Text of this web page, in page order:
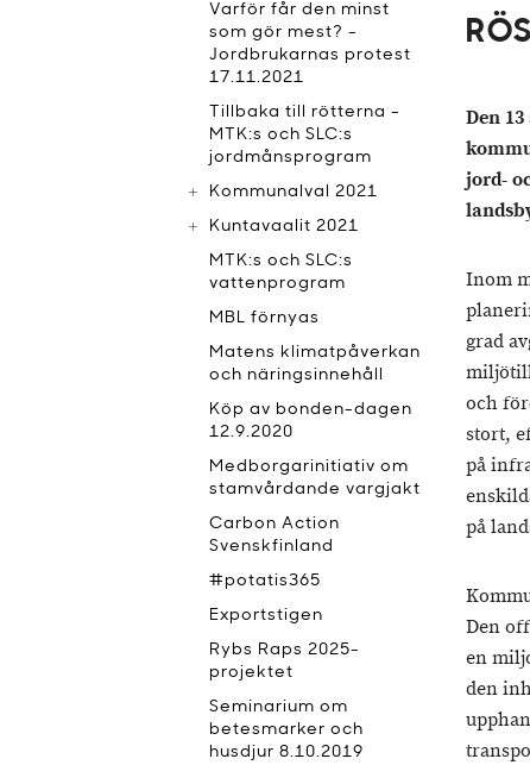
Den
jord-
Inom
grad
och
stort,
på
på
Den
en
den
Varför får den minst
som gör mest? -
Jordbrukarnas protest
17.11.2021
Tillbaka till rötterna -
MTK:s och SLC:s
jordmånsprogram
Kommunalval 2021
Kuntavaalit 2021
MTK:s och SLC:s
vattenprogram
MBL förnyas
Matens klimatpåverkan
och näringsinnehåll
Köp av bonden-dagen
12.9.2020
Medborgarinitiativ om
stamvårdande vargjakt
Carbon Action
Svenskfinland
#potatis365
Exportstigen
Rybs Raps 2025-
projektet
Seminarium om
betesmarker och
husdjur 8.10.2019